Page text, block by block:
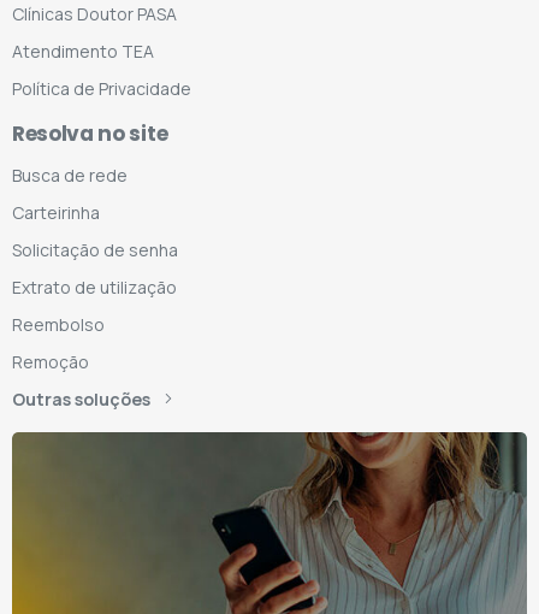
Clínicas Doutor PASA
Atendimento TEA
Política de Privacidade
Resolva no site
Busca de rede
Carteirinha
Solicitação de senha
Extrato de utilização
Reembolso
Remoção
Outras soluções